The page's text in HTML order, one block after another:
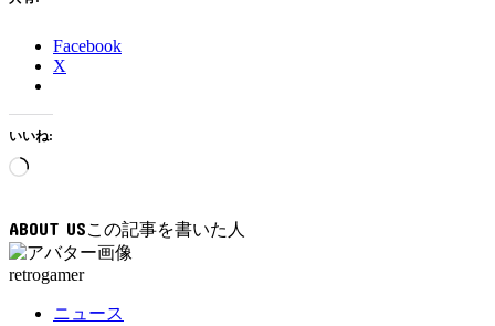
Facebook
X
いいね:
読
み
中…
ABOUT US
retrogamer
ニュース